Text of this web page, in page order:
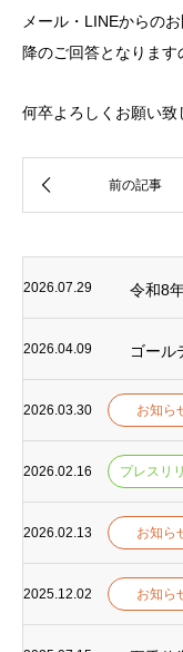
メール・LINEからの
降のご回答となります
何卒よろしくお願い致
2026.07.29 令和8
2026.04.09 ゴール
2026.03.30 お知ら
2026.02.16 プレスリ
2026.02.13 お知ら
2025.12.02 お知ら